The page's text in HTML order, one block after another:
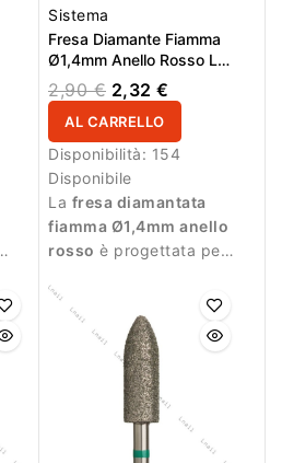
Sistema
Fresa Diamante Fiamma
Ø1,4mm Anello Rosso LL
8,0mm
2,90 € 2,32 €
AL CARRELLO
Disponibilità: 154
Disponibile
La fresa diamantata
fiamma Ø1,4mm anello
rosso è progettata per
precise durante la
manicure.